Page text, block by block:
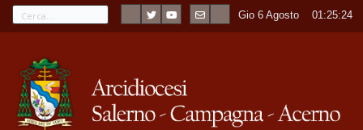
Gio 6 Agosto ----01:25:25